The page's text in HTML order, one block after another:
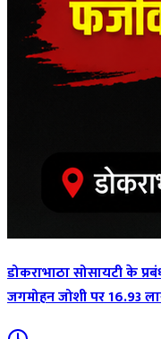
डोकराभाठा सोसायटी के
जगमोहन जोशी पर 16.93